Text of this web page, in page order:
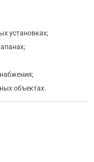
установках;
объектах.